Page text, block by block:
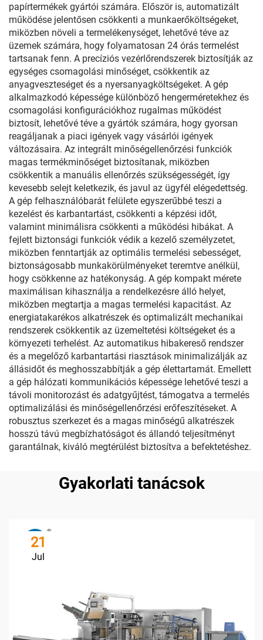
papírtermékek gyártói számára. Először is, automatizált
működése jelentősen csökkenti a munkaerőköltségeket,
miközben növeli a termelékenységet, lehetővé téve az
üzemek számára, hogy folyamatosan 24 órás termelést
tartsanak fenn. A precíziós vezérlőrendszerek biztosítják az
egységes csomagolási minőséget, csökkentik az
anyagveszteséget és a nyersanyagköltségeket. A gép
alkalmazkodó képessége különböző hengerméretekhez és
csomagolási konfigurációkhoz rugalmas működést
biztosít, lehetővé téve a gyártók számára, hogy gyorsan
reagáljanak a piaci igények vagy vásárlói igények
változásaira. Az integrált minőségellenőrzési funkciók
magas termékminőséget biztosítanak, miközben
csökkentik a manuális ellenőrzés szükségességét, így
kevesebb selejt keletkezik, és javul az ügyfél elégedettség.
A gép felhasználóbarát felülete egyszerűbbé teszi a
kezelést és karbantartást, csökkenti a képzési időt,
valamint minimálisra csökkenti a működési hibákat. A
fejlett biztonsági funkciók védik a kezelő személyzetet,
miközben fenntartják az optimális termelési sebességet,
biztonságosabb munkakörülményeket teremtve anélkül,
hogy csökkenne az hatékonyság. A gép kompakt mérete
maximálisan kihasználja a rendelkezésre álló helyet,
miközben megtartja a magas termelési kapacitást. Az
energiatakarékos alkatrészek és optimalizált mechanikai
rendszerek csökkentik az üzemeltetési költségeket és a
környezeti terhelést. Az automatikus hibakereső rendszer
és a megelőző karbantartási riasztások minimalizálják az
állásidőt és meghosszabbítják a gép élettartamát. Emellett
a gép hálózati kommunikációs képessége lehetővé teszi a
távoli monitorozást és adatgyűjtést, támogatva a termelés
optimalizálási és minőségellenőrzési erőfeszítéseket. A
robusztus szerkezet és a magas minőségű alkatrészek
hosszú távú megbízhatóságot és állandó teljesítményt
garantálnak, kiváló megtérülést biztosítva a befektetéshez.
Gyakorlati tanácsok
21
Jul